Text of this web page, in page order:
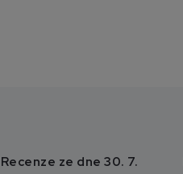
Recenze ze dne 30. 7.